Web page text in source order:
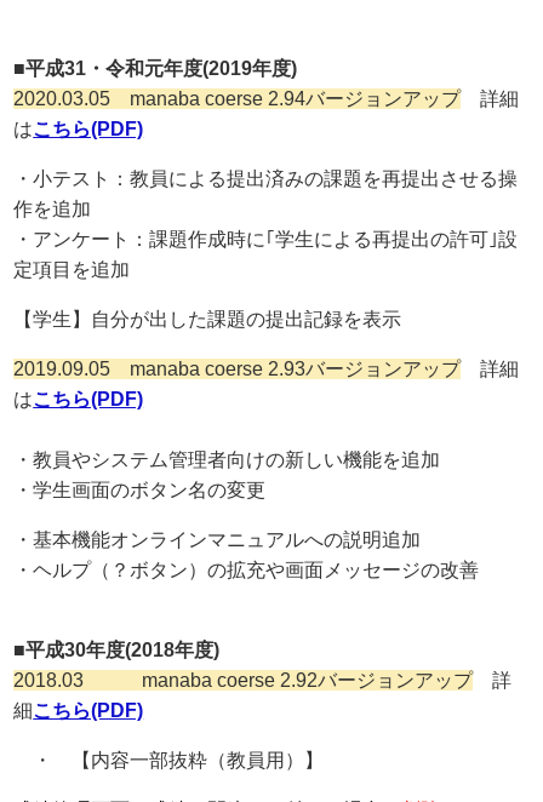
■平成31・令和元年度(2019年度)
2020.03.05 manaba coerse 2.94バージョンアップ詳細
はこちら(PDF)
・小テスト：教員による提出済みの課題を再提出させる操
作を追加
・アンケート：課題作成時に｢学生による再提出の許可｣設
定項目を追加
【学生】自分が出した課題の提出記録を表示
2019.09.05 manaba coerse 2.93バージョンアップ詳細
はこちら(PDF)
・教員やシステム管理者向けの新しい機能を追加
・学生画面のボタン名の変更
・基本機能オンラインマニュアルへの説明追加
・ヘルプ（？ボタン）の拡充や画面メッセージの改善
■平成30年度(2018年度)
2018.03 manaba coerse 2.92バージョンアップ詳
細こちら(PDF)
・ 【内容一部抜粋（教員用）】